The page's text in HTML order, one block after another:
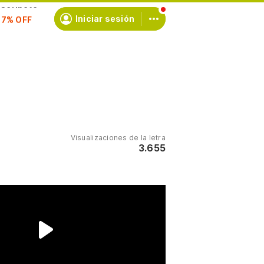
Iniciar sesión
Visualizaciones de la letra
3.655